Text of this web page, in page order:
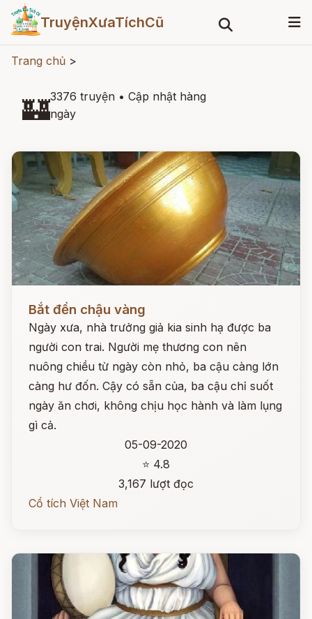
TruyệnXưaTíchCũ
Trang chủ >
🏰3376 truyện • Cập nhật hàng
ngày
Đọc ngay
Bắt đền chậu vàng
Ngày xưa, nhà trưởng giả kia sinh hạ được ba
người con trai. Người mẹ thương con nên
nuông chiều từ ngày còn nhỏ, ba cậu càng lớn
càng hư đốn. Cậy có sẵn của, ba cậu chỉ suốt
ngày ăn chơi, không chịu học hành và làm lụng
gì cả.
05-09-2020
⭐ 4.8
3,167 lượt đọc
Cổ tích Việt Nam